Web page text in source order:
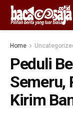
Home
Peduli
Semeru,
Kirim